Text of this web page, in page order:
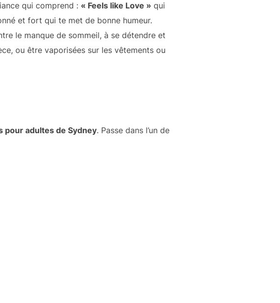
qui comprend : « Feels like Love » qui
et fort qui te met de bonne humeur.
le manque de sommeil, à se détendre et
ou être vaporisées sur les vêtements ou
pour adultes de Sydney. Passe dans l’un de